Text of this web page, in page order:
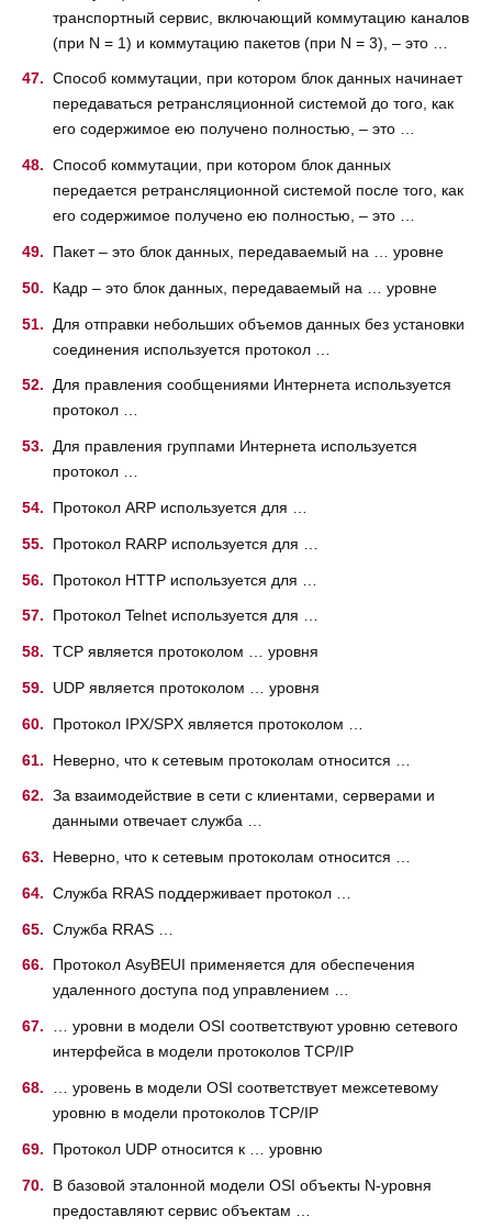
транспортный сервис, включающий коммутацию каналов
(при N = 1) и коммутацию пакетов (при N = 3), – это …
Способ коммутации, при котором блок данных начинает
передаваться ретрансляционной системой до того, как
его содержимое ею получено полностью, – это …
Способ коммутации, при котором блок данных
передается ретрансляционной системой после того, как
его содержимое получено ею полностью, – это …
Пакет – это блок данных, передаваемый на … уровне
Кадр – это блок данных, передаваемый на … уровне
Для отправки небольших объемов данных без установки
соединения используется протокол …
Для правления сообщениями Интернета используется
протокол …
Для правления группами Интернета используется
протокол …
Протокол ARP используется для …
Протокол RARP используется для …
Протокол HTTP используется для …
Протокол Telnet используется для …
TCP является протоколом … уровня
UDP является протоколом … уровня
Протокол IPX/SPX является протоколом …
Неверно, что к сетевым протоколам относится …
За взаимодействие в сети с клиентами, серверами и
данными отвечает служба …
Неверно, что к сетевым протоколам относится …
Служба RRAS поддерживает протокол …
Служба RRAS …
Протокол AsyBEUI применяется для обеспечения
удаленного доступа под управлением …
… уровни в модели OSI соответствуют уровню сетевого
интерфейса в модели протоколов TCP/IP
… уровень в модели OSI соответствует межсетевому
уровню в модели протоколов TCP/IP
Протокол UDP относится к … уровню
В базовой эталонной модели OSI объекты N-уровня
предоставляют сервис объектам …